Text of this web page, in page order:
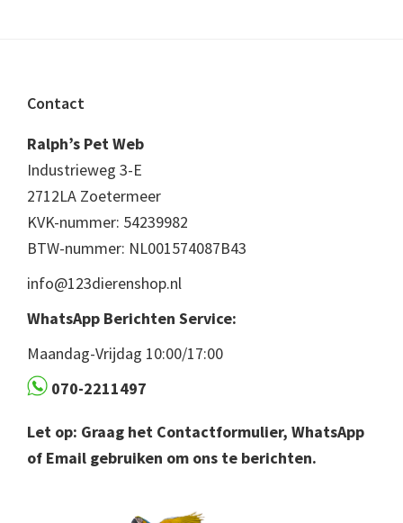
Footer
Contact
Ralph’s Pet Web
Industrieweg 3-E
2712LA Zoetermeer
KVK-nummer: 54239982
BTW-nummer: NL001574087B43
info@123dierenshop.nl
WhatsApp Berichten Service:
Maandag-Vrijdag 10:00/17:00
070-2211497
Let op: Graag het Contactformulier, WhatsApp
of Email gebruiken om ons te berichten.